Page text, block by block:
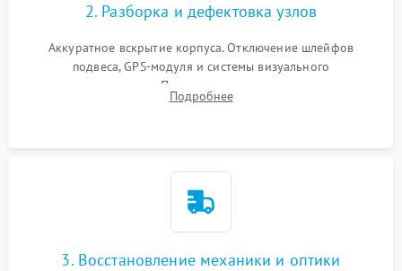
2. Разборка и дефектовка узлов
Аккуратное вскрытие корпуса. Отключение шлейфов
подвеса, GPS-модуля и системы визуального
позиционирования. Проверка полетного контроллера,
регуляторов оборотов (ESC) и бесколлекторных моторов на
Подробнее
3. Восстановление механики и оптики